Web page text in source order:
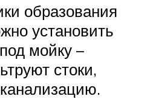
образования
установить
мойку –
стоки,